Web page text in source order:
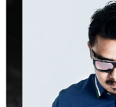
１．透過由恩沛科技股份有限
易，需依本服務之必要範圍內
權轉讓予恩沛科技股份有限公司。
２．關於個人資料處理事宜，請
https://aftee.tw/terms/#terms3
３．未成年的使用者請事先徵
「AFTEE先享後付」，若未經